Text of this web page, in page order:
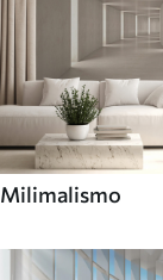
Milimalismo